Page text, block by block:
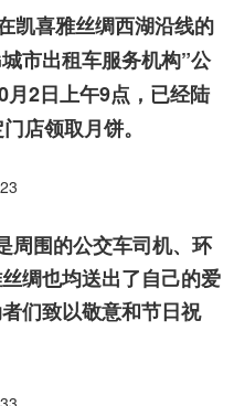
凯喜雅丝绸西湖沿线的
市出租车服务机构”公
2日上午9点，已经陆
店领取月饼。
周围的公交车司机、环
绸也均送出了自己的爱
们致以敬意和节日祝